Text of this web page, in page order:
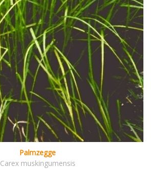
Palmzegge
Carex muskingumensis